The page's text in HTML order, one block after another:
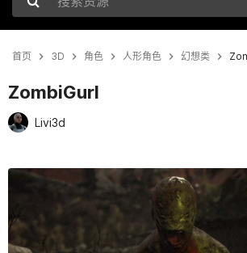
搜索资源
首页 3D 角色 人形角色 幻想类
ZombiGurl
Livi3d
当前幻灯片：1 / 12